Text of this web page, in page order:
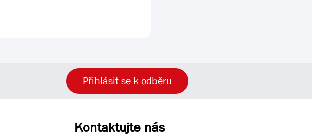
Přihlásit se k odběru
Kontaktujte nás